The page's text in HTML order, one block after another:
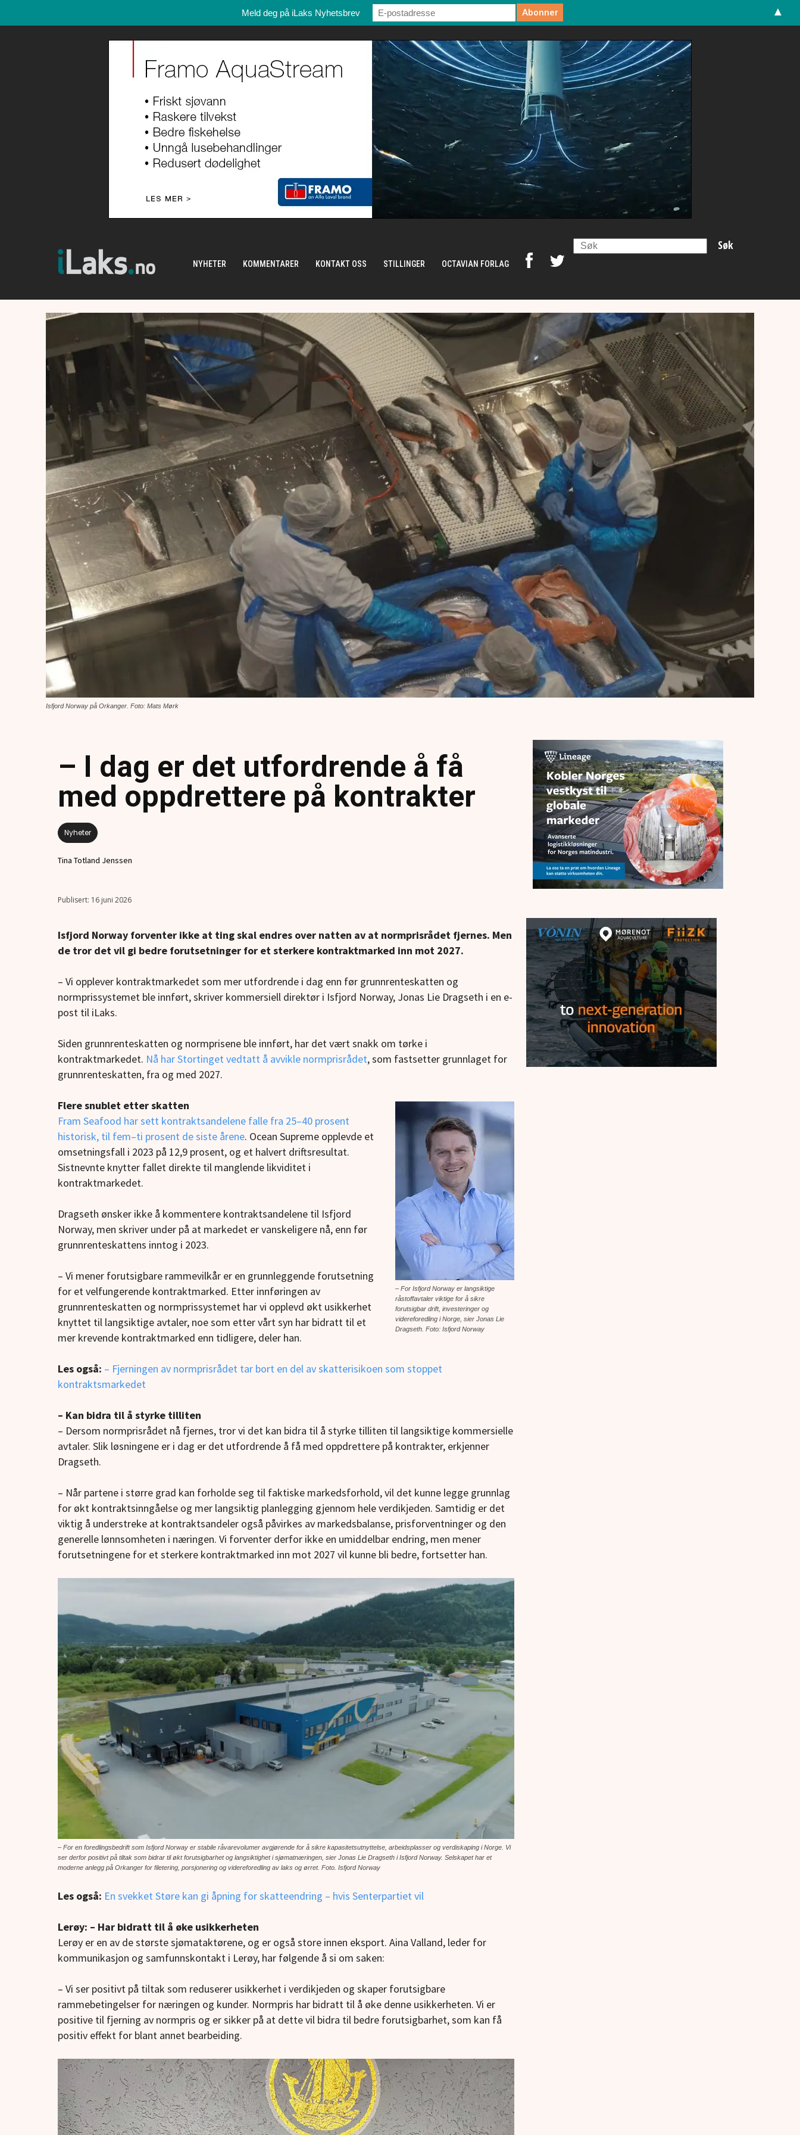
NYHETER KOMMENTARER KONTAKT OSS STILLINGER OCTAVIAN FORLAG
Search
Isfjord Norway på Orkanger. Foto: Mats Mørk
– I dag er det utfordrende å få
med oppdrettere på kontrakter
Nyheter
Tina Totland Jenssen
16 juni 2026
Isfjord Norway forventer ikke at ting skal endres over natten av at normprisrådet fjernes. Men
de tror det vil gi bedre forutsetninger for et sterkere kontraktmarked inn mot 2027.
– Vi opplever kontraktmarkedet som mer utfordrende i dag enn før grunnrenteskatten og
normprissystemet ble innført, skriver kommersiell direktør i Isfjord Norway, Jonas Lie Dragseth i en e-
post til iLaks.
Siden grunnrenteskatten og normprisene ble innført, har det vært snakk om tørke i
kontraktmarkedet. Nå har Stortinget vedtatt å avvikle normprisrådet, som fastsetter grunnlaget for
grunnrenteskatten, fra og med 2027.
– For Isfjord Norway er langsiktige
råstoffavtaler viktige for å sikre
forutsigbar drift, investeringer og
videreforedling i Norge, sier Jonas Lie
Dragseth. Foto: Isfjord Norway
Flere snublet etter skatten
Fram Seafood har sett kontraktsandelene falle fra 25–40 prosent
historisk, til fem–ti prosent de siste årene. Ocean Supreme opplevde et
omsetningsfall i 2023 på 12,9 prosent, og et halvert driftsresultat.
Sistnevnte knytter fallet direkte til manglende likviditet i
kontraktmarkedet.
Dragseth ønsker ikke å kommentere kontraktsandelene til Isfjord
Norway, men skriver under på at markedet er vanskeligere nå, enn før
grunnrenteskattens inntog i 2023.
– Vi mener forutsigbare rammevilkår er en grunnleggende forutsetning
for et velfungerende kontraktmarked. Etter innføringen av
grunnrenteskatten og normprissystemet har vi opplevd økt usikkerhet
knyttet til langsiktige avtaler, noe som etter vårt syn har bidratt til et
mer krevende kontraktmarked enn tidligere, deler han.
Les også: – Fjerningen av normprisrådet tar bort en del av skatterisikoen som stoppet
kontraktsmarkedet
– Kan bidra til å styrke tilliten
– Dersom normprisrådet nå fjernes, tror vi det kan bidra til å styrke tilliten til langsiktige kommersielle
avtaler. Slik løsningene er i dag er det utfordrende å få med oppdrettere på kontrakter, erkjenner
Dragseth.
– Når partene i større grad kan forholde seg til faktiske markedsforhold, vil det kunne legge grunnlag
for økt kontraktsinngåelse og mer langsiktig planlegging gjennom hele verdikjeden. Samtidig er det
viktig å understreke at kontraktsandeler også påvirkes av markedsbalanse, prisforventninger og den
generelle lønnsomheten i næringen. Vi forventer derfor ikke en umiddelbar endring, men mener
forutsetningene for et sterkere kontraktmarked inn mot 2027 vil kunne bli bedre, fortsetter han.
– For en foredlingsbedrift som Isfjord Norway er stabile råvarevolumer avgjørende for å sikre kapasitetsutnyttelse, arbeidsplasser og verdiskaping i Norge. Vi
ser derfor positivt på tiltak som bidrar til økt forutsigbarhet og langsiktighet i sjømatnæringen, sier Jonas Lie Dragseth i Isfjord Norway. Selskapet har et
moderne anlegg på Orkanger for filetering, porsjonering og videreforedling av laks og ørret. Foto. Isfjord Norway
Les også: En svekket Støre kan gi åpning for skatteendring – hvis Senterpartiet vil
Lerøy: – Har bidratt til å øke usikkerheten
Lerøy er en av de største sjømataktørene, og er også store innen eksport. Aina Valland, leder for
kommunikasjon og samfunnskontakt i Lerøy, har følgende å si om saken:
– Vi ser positivt på tiltak som reduserer usikkerhet i verdikjeden og skaper forutsigbare
rammebetingelser for næringen og kunder. Normpris har bidratt til å øke denne usikkerheten. Vi er
positive til fjerning av normpris og er sikker på at dette vil bidra til bedre forutsigbarhet, som kan få
positiv effekt for blant annet bearbeiding.
Meld deg på iLaks Nyhetsbrev ▲